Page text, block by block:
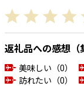
返礼品への感想（
美味しい（0）
訪れたい（0）